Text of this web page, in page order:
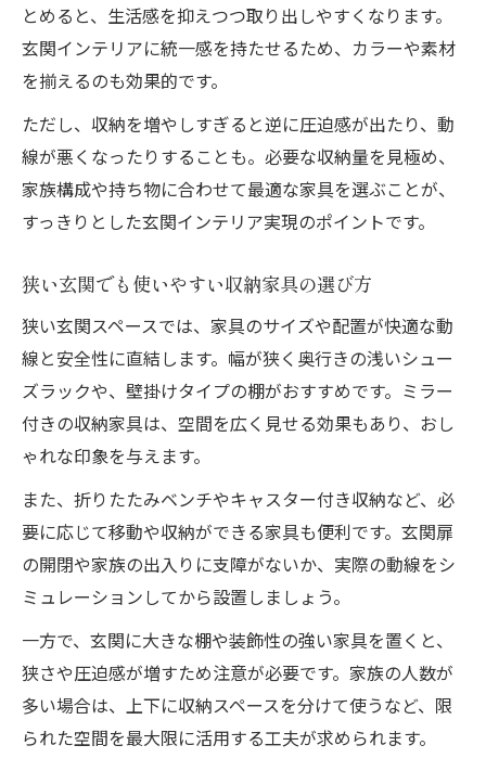
とめると、生活感を抑えつつ取り出しやすくなります。
玄関インテリアに統一感を持たせるため、カラーや素材
を揃えるのも効果的です。
ただし、収納を増やしすぎると逆に圧迫感が出たり、動
線が悪くなったりすることも。必要な収納量を見極め、
家族構成や持ち物に合わせて最適な家具を選ぶことが、
すっきりとした玄関インテリア実現のポイントです。
狭い玄関でも使いやすい収納家具の選び方
狭い玄関スペースでは、家具のサイズや配置が快適な動
線と安全性に直結します。幅が狭く奥行きの浅いシュー
ズラックや、壁掛けタイプの棚がおすすめです。ミラー
付きの収納家具は、空間を広く見せる効果もあり、おし
ゃれな印象を与えます。
また、折りたたみベンチやキャスター付き収納など、必
要に応じて移動や収納ができる家具も便利です。玄関扉
の開閉や家族の出入りに支障がないか、実際の動線をシ
ミュレーションしてから設置しましょう。
一方で、玄関に大きな棚や装飾性の強い家具を置くと、
狭さや圧迫感が増すため注意が必要です。家族の人数が
多い場合は、上下に収納スペースを分けて使うなど、限
られた空間を最大限に活用する工夫が求められます。